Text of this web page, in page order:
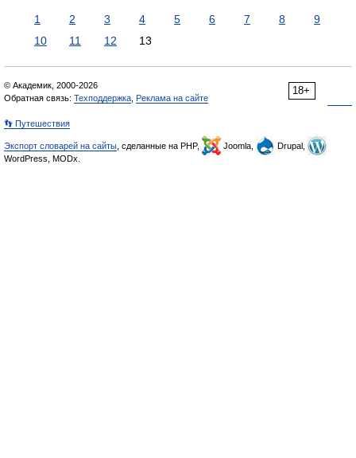
1 2 3 4 5 6 7 8
9
10
11 12 13
18+
© Академик, 2000-2026
Обратная связь: Техподдержка Реклама на сайте
👣 Путешествия
Экспорт словарей на сайты , сделанные на PHP, Joomla,
Drupal,
WordPress, MODx.